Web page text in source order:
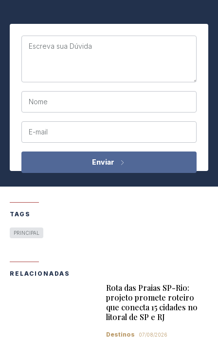
Escreva sua Dúvida
Nome
E-mail
TAGS
PRINCIPAL
RELACIONADAS
Rota das Praias SP-Rio:
projeto promete roteiro
que conecta 15 cidades no
litoral de SP e RJ
Destinos 07/08/2026